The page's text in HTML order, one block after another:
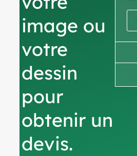
image ou
votre
dessin
pour
obtenir un
devis.